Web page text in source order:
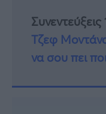
Τζεφ
να σου πει